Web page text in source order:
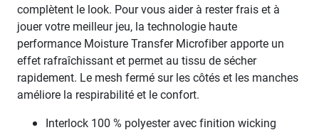
complètent le look. Pour vous aider à rester frais et à
jouer votre meilleur jeu, la technologie haute
performance Moisture Transfer Microfiber apporte un
effet rafraîchissant et permet au tissu de sécher
rapidement. Le mesh fermé sur les côtés et les manches
améliore la respirabilité et le confort.
Interlock 100 % polyester avec finition wicking